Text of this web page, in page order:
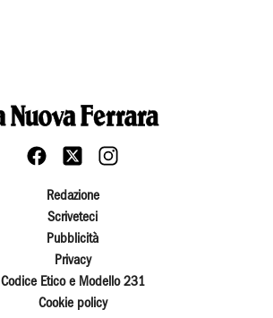
Redazione
Scriveteci
Pubblicità
Privacy
Codice Etico e Modello 231
Cookie policy